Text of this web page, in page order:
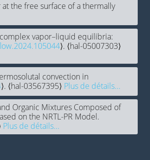
the free surface of a thermally
vapor–liquid equilibria:
⟩. ⟨hal-05007303⟩
convection in
⟩. ⟨hal-03567395⟩ Plus de détails...
Organic Mixtures Composed of
on the NRTL-PR Model.
Plus de détails...